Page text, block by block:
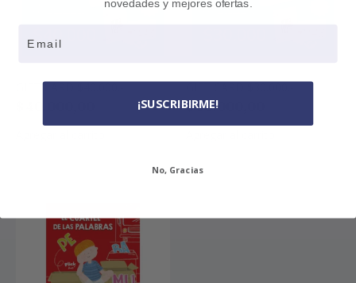
GIFT CARD $40.000.- GIFT CARD $30.000.-
$30.000,00
novedades y mejores ofertas.
¡SUSCRIBIRME!
No, Gracias